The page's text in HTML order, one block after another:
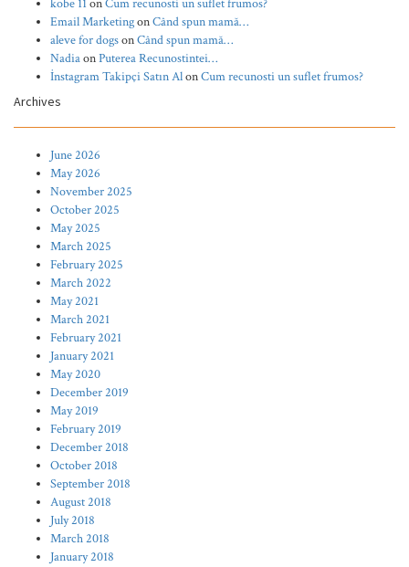
kobe 11onCum recunosti un suflet frumos?
Email MarketingonCând spun mamă…
aleve for dogsonCând spun mamă…
NadiaonPuterea Recunostintei…
İnstagram Takipçi Satın AlonCum recunosti un suflet frumos?
Archives
June 2026
May 2026
November 2025
October 2025
May 2025
March 2025
February 2025
March 2022
May 2021
March 2021
February 2021
January 2021
May 2020
December 2019
May 2019
February 2019
December 2018
October 2018
September 2018
August 2018
July 2018
March 2018
January 2018